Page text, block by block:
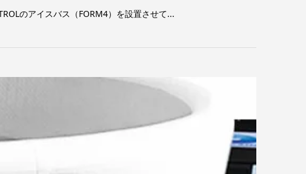
のアイスバス（FORM4）を設置させて...